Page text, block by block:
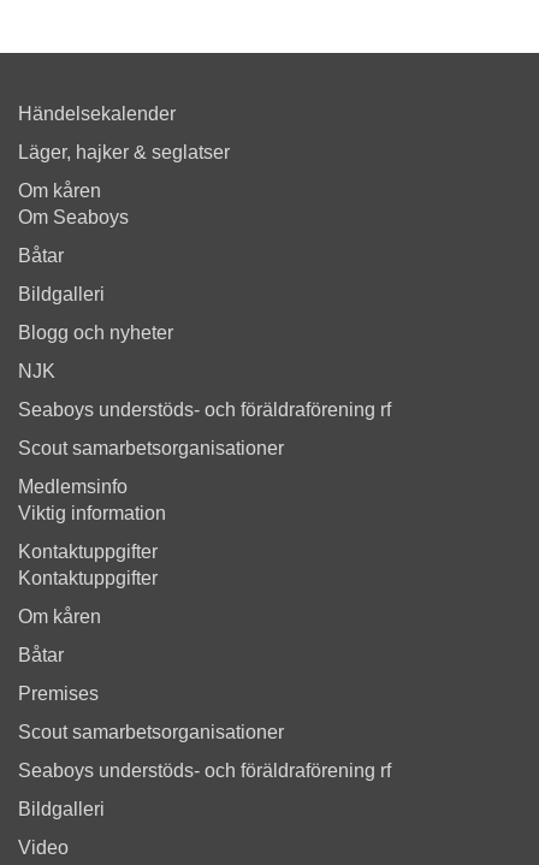
Händelsekalender
Läger, hajker & seglatser
Om kåren
Om Seaboys
Båtar
Bildgalleri
Blogg och nyheter
NJK
Seaboys understöds- och föräldraförening rf
Scout samarbetsorganisationer
Medlemsinfo
Viktig information
Kontaktuppgifter
Kontaktuppgifter
Om kåren
Båtar
Premises
Scout samarbetsorganisationer
Seaboys understöds- och föräldraförening rf
Bildgalleri
Video